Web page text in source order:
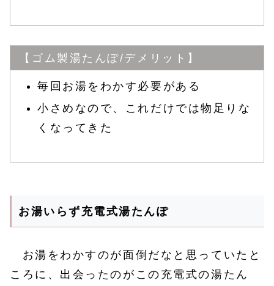
【ゴム製湯たんぽ/デメリット】
毎回お湯をわかす必要がある
小さめなので、これだけでは物足りな
くなってきた
お湯いらず充電式湯たんぽ
お湯をわかすのが面倒だなと思っていたと
ころに、出会ったのがこの充電式の湯たん